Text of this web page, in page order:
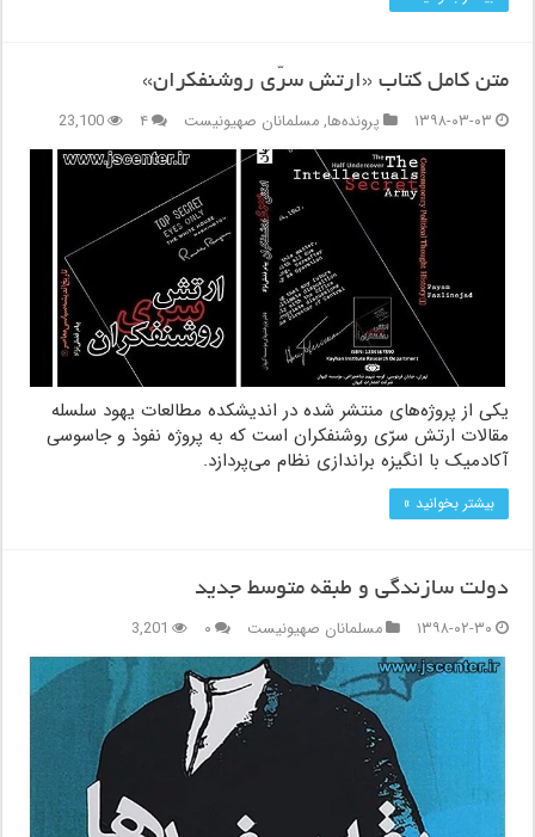
متن کامل کتاب «ارتش سرّی روشنفکران»
۱۳۹۸-۰۳-۰۳
پرونده‌ها,مسلمانان صهیونیست ۴ 23,100
یکی از پروژه‌های منتشر شده در اندیشکده مطالعات یهود سلسله
مقالات ارتش سرّی روشنفکران است که به پروژه نفوذ و جاسوسی
آکادمیک با انگیزه براندازی نظام می‌پردازد.
بیشتر بخوانید »
دولت سازندگی و طبقه متوسط جدید
۱۳۹۸-۰۲-۳۰
مسلمانان صهیونیست ۰ 3,201